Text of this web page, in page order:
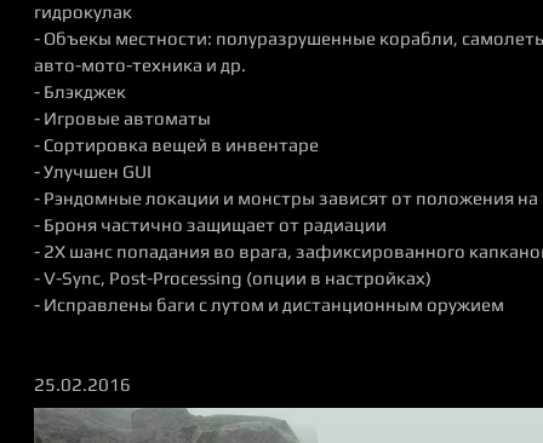
гидрокулак
- Объекы местности: полуразрушенные корабли,
авто-мото-техника и др.
- Блэкджек
- Игровые автоматы
- Сортировка вещей в инвентаре
- Улучшен GUI
- Рэндомные локации и монстры зависят от положения на
- Броня частично защищает от радиации
- 2X шанс попадания во врага, зафиксированного
- V-Sync, Post-Processing (опции в настройках)
- Исправлены баги с лутом и дистанционным оружием
25.02.2016